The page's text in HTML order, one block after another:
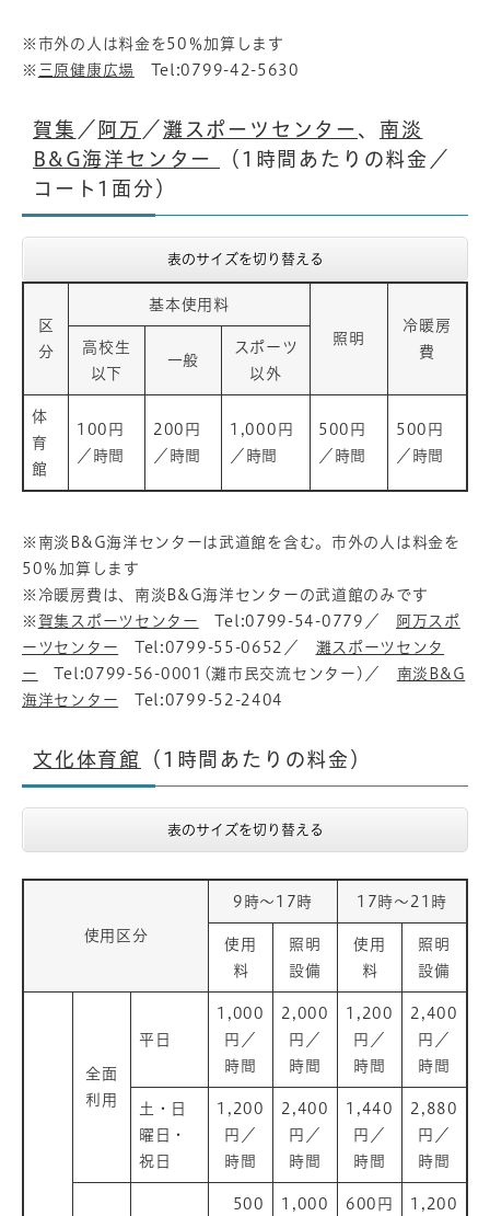
※市外の人は料金を50％加算します
※ 三原健康広場 Tel:0799-42-5630
賀集 ／ 阿万 ／ 灘スポーツセンター
南淡
B&G海洋センター
（1時間あたりの料金／
コート1面分）
表のサイズを切り替える
区
分
基本使用料
照明
冷暖房
費
高校生
以下
一般
スポーツ
以外
体
育
館
100円
／時間
200円
／時間
1,000円
／時間
500円
／時間
500円
／時間
※南淡B&G海洋センターは武道館を含む。市外の人は料金を
50％加算します
※冷暖房費は、南淡B&G海洋センターの武道館のみです
※ 賀集スポーツセンター Tel:0799-54-0779／
阿万スポ
ーツセンター Tel:0799-55-0652／ 灘スポーツセンタ
ー
Tel:0799-56-0001(灘市民交流センター)／ 南淡B&G
海洋センター Tel:0799-52-2404
文化体育館 （1時間あたりの料金）
表のサイズを切り替える
使用区分
9時～17時 17時～21時
使用
料
照明
設備
使用
料
照明
設備
全面
利用
平日
1,000
円／
時間
2,000
円／
時間
1,200
円／
時間
2,400
円／
時間
土・日
曜日・
祝日
1,200
円／
時間
2,400
円／
時間
1,440
円／
時間
2,880
円／
時間
500
1,000
600円
1,200